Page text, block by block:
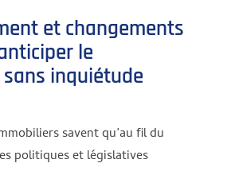
et changements
le
inquiétude
savent qu’au fil du
politiques et législatives